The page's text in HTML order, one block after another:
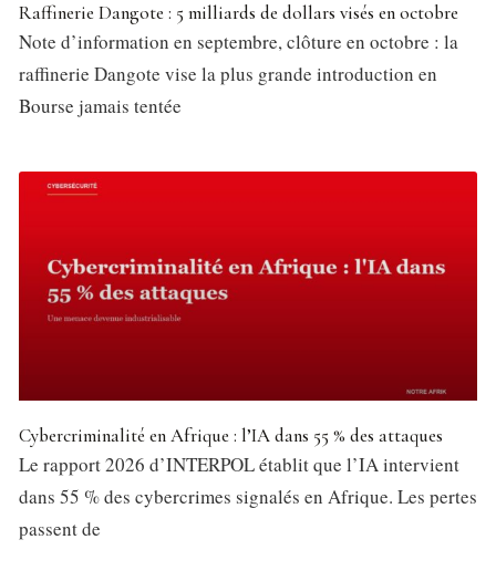
Raffinerie Dangote : 5 milliards de dollars visés en octobre
Note d’information en septembre, clôture en octobre : la
raffinerie Dangote vise la plus grande introduction en
Bourse jamais tentée
Cybercriminalité en Afrique : l’IA dans 55 % des attaques
Le rapport 2026 d’INTERPOL établit que l’IA intervient
dans 55 % des cybercrimes signalés en Afrique. Les pertes
passent de